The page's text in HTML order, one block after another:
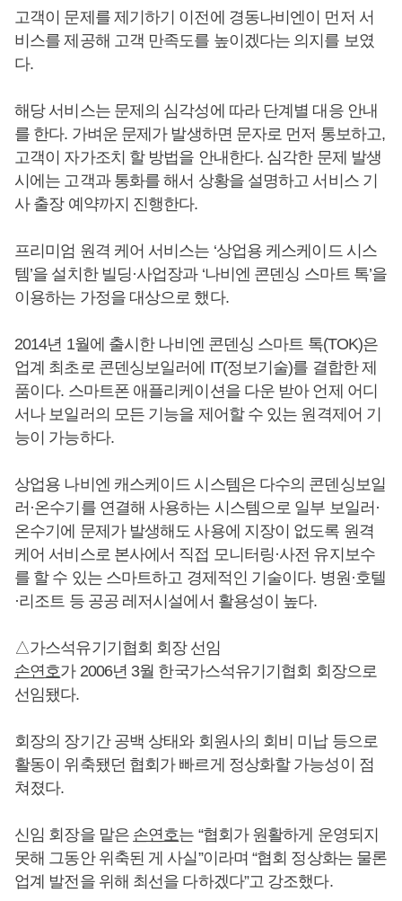
고객이 문제를 제기하기 이전에 경동나비엔이 먼저 서
비스를 제공해 고객 만족도를 높이겠다는 의지를 보였
다.
해당 서비스는 문제의 심각성에 따라 단계별 대응 안내
를 한다. 가벼운 문제가 발생하면 문자로 먼저 통보하고,
고객이 자가조치 할 방법을 안내한다. 심각한 문제 발생
시에는 고객과 통화를 해서 상황을 설명하고 서비스 기
사 출장 예약까지 진행한다.
프리미엄 원격 케어 서비스는 ‘상업용 케스케이드 시스
템’을 설치한 빌딩·사업장과 ‘나비엔 콘덴싱 스마트 톡’을
이용하는 가정을 대상으로 했다.
2014년 1월에 출시한 나비엔 콘덴싱 스마트 톡(TOK)은
업계 최초로 콘덴싱보일러에 IT(정보기술)를 결합한 제
품이다. 스마트폰 애플리케이션을 다운 받아 언제 어디
서나 보일러의 모든 기능을 제어할 수 있는 원격제어 기
능이 가능하다.
상업용 나비엔 캐스케이드 시스템은 다수의 콘덴싱보일
러·온수기를 연결해 사용하는 시스템으로 일부 보일러·
온수기에 문제가 발생해도 사용에 지장이 없도록 원격
케어 서비스로 본사에서 직접 모니터링·사전 유지보수
를 할 수 있는 스마트하고 경제적인 기술이다. 병원·호텔
·리조트 등 공공 레저시설에서 활용성이 높다.
△가스석유기기협회 회장 선임
손연호가 2006년 3월 한국가스석유기기협회 회장으로
선임됐다.
회장의 장기간 공백 상태와 회원사의 회비 미납 등으로
활동이 위축됐던 협회가 빠르게 정상화할 가능성이 점
쳐졌다.
신임 회장을 맡은 손연호는 “협회가 원활하게 운영되지
못해 그동안 위축된 게 사실”이라며 “협회 정상화는 물론
업계 발전을 위해 최선을 다하겠다”고 강조했다.